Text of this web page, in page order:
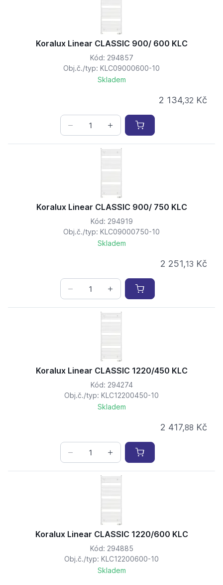
Koralux Linear CLASSIC 900/ 600 KLC
Kód: 294857
Obj.č./typ: KLC09000600-10
Skladem
2 134,32 Kč
Koralux Linear CLASSIC 900/ 750 KLC
Kód: 294919
Obj.č./typ: KLC09000750-10
Skladem
2 251,13 Kč
Koralux Linear CLASSIC 1220/450 KLC
Kód: 294274
Obj.č./typ: KLC12200450-10
Skladem
2 417,88 Kč
Koralux Linear CLASSIC 1220/600 KLC
Kód: 294885
Obj.č./typ: KLC12200600-10
Skladem